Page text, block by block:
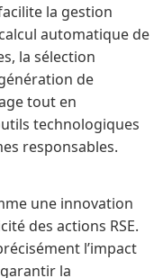
la gestion
automatique de
la sélection
de
tout en
technologiques
responsables.
une innovation
des actions RSE.
l’impact
la